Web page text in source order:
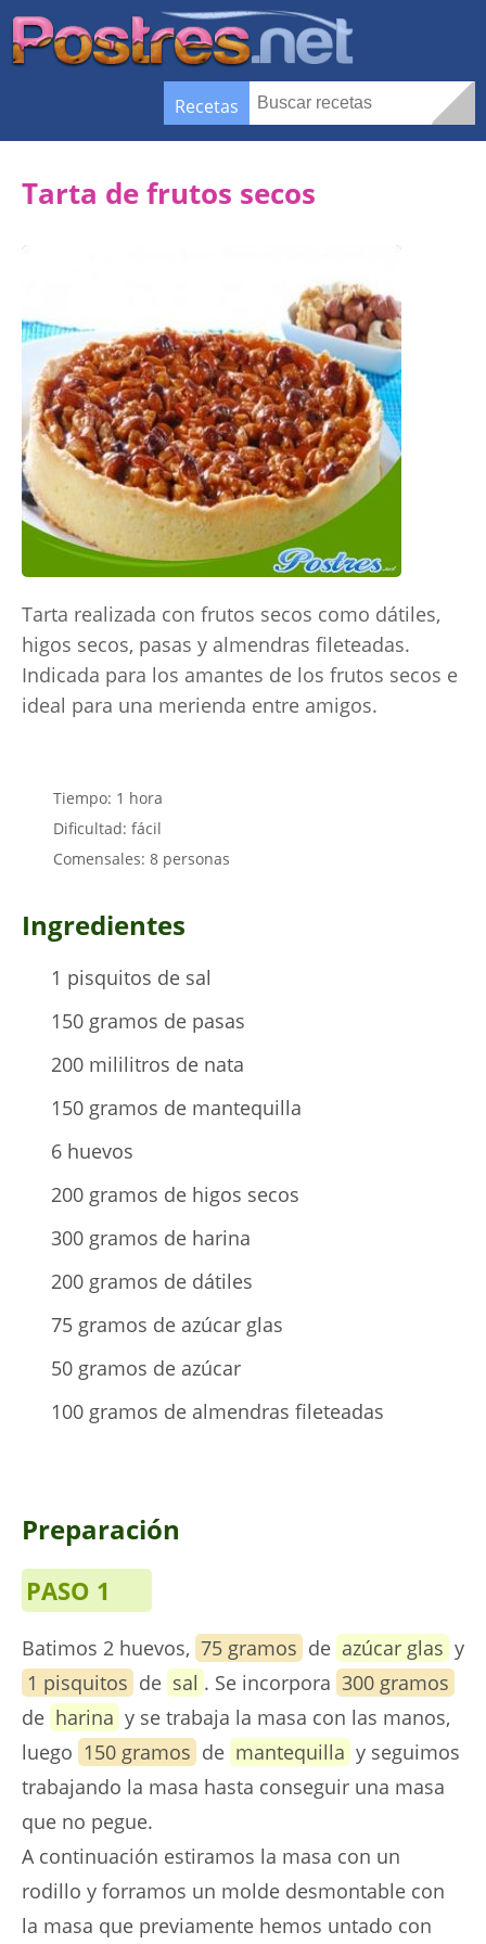
Recetas
Tarta de frutos secos
Tarta realizada con frutos secos como dátiles,
higos secos, pasas y almendras fileteadas.
Indicada para los amantes de los frutos secos e
ideal para una merienda entre amigos.
Tiempo: 1 hora
Dificultad: fácil
Comensales: 8 personas
Ingredientes
1 pisquitos de sal
150 gramos de pasas
200 mililitros de nata
150 gramos de mantequilla
6 huevos
200 gramos de higos secos
300 gramos de harina
200 gramos de dátiles
75 gramos de azúcar glas
50 gramos de azúcar
100 gramos de almendras fileteadas
Preparación
PASO 1
Batimos 2 huevos, 75 gramos de azúcar glas y
1 pisquitos de sal . Se incorpora 300 gramos
de harina y se trabaja la masa con las manos,
luego 150 gramos de mantequilla y seguimos
trabajando la masa hasta conseguir una masa
que no pegue.
A continuación estiramos la masa con un
rodillo y forramos un molde desmontable con
la masa que previamente hemos untado con